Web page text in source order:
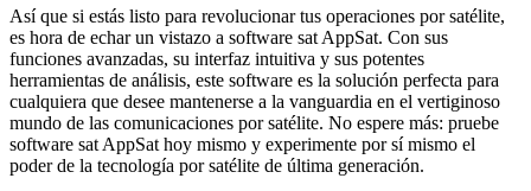
Así que si estás listo para revolucionar tus operaciones por satélite,
es hora de echar un vistazo a software sat AppSat. Con sus
funciones avanzadas, su interfaz intuitiva y sus potentes
herramientas de análisis, este software es la solución perfecta para
cualquiera que desee mantenerse a la vanguardia en el vertiginoso
mundo de las comunicaciones por satélite. No espere más: pruebe
software sat AppSat hoy mismo y experimente por sí mismo el
poder de la tecnología por satélite de última generación.